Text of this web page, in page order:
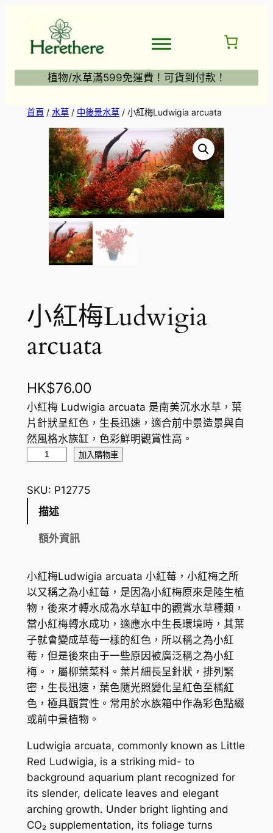
植物/水草滿599免運費！可貨到付款！
首頁/ 水草/ 中後景水草/ 小紅梅Ludwigia arcuata
小紅梅Ludwigia
arcuata
HK$76.00
小紅梅 Ludwigia arcuata 是南美沉水水草，葉
片針狀呈紅色，生長迅速，適合前中景造景與自
然風格水族缸，色彩鮮明觀賞性高。
梅
L
g
i
a
a
r
c
u
a
t
a
數
量
加入購物車
SKU: P12775
描述
額外資訊
小紅梅Ludwigia arcuata 小紅莓，小紅梅之所
以又稱之為小紅莓，是因為小紅梅原來是陸生植
物，後來才轉水成為水草缸中的觀賞水草種類，
當小紅梅轉水成功，適應水中生長環境時，其葉
子就會變成草莓一樣的紅色，所以稱之為小紅
莓，但是後來由于一些原因被廣泛稱之為小紅
梅。，屬柳葉菜科。葉片細長呈針狀，排列緊
密，生長迅速，葉色隨光照變化呈紅色至橘紅
色，極具觀賞性。常用於水族箱中作為彩色點綴
或前中景植物。
Ludwigia arcuata, commonly known as Little
Red Ludwigia, is a striking mid- to
background aquarium plant recognized for
its slender, delicate leaves and elegant
arching growth. Under bright lighting and
CO₂ supplementation, its foliage turns